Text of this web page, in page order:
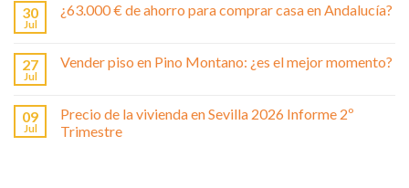
30
Jul
¿63.000 € de ahorro para comprar casa en Andalucía?
27
Jul
Vender piso en Pino Montano: ¿es el mejor momento?
09
Jul
Precio de la vivienda en Sevilla 2026 Informe 2º
Trimestre